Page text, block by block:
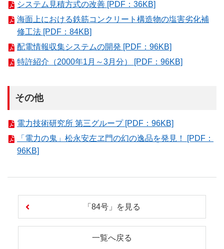
システム見積方式の改善 [PDF：36KB]
海面上における鉄筋コンクリート構造物の塩害劣化補
修工法 [PDF：84KB]
配電情報収集システムの開発 [PDF：96KB]
特許紹介（2000年1月～3月分） [PDF：96KB]
その他
電力技術研究所 第三グループ [PDF：96KB]
「電力の鬼」松永安左ヱ門の幻の逸品を発見！ [PDF：
96KB]
「84号」を見る
一覧へ戻る